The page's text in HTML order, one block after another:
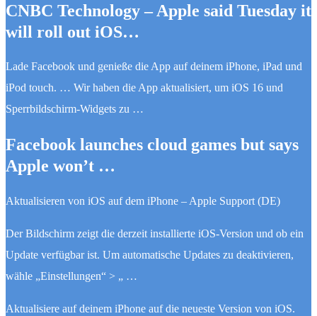
CNBC Technology – Apple said Tuesday it
will roll out iOS…
Lade Facebook und genieße die App auf deinem iPhone, iPad und
iPod touch. … Wir haben die App aktualisiert, um iOS 16 und
Sperrbildschirm-Widgets zu …
Facebook launches cloud games but says
Apple won’t …
Aktualisieren von iOS auf dem iPhone – Apple Support (DE)
Der Bildschirm zeigt die derzeit installierte iOS-Version und ob ein
Update verfügbar ist. Um automatische Updates zu deaktivieren,
wähle „Einstellungen“ > „ …
Aktualisiere auf deinem iPhone auf die neueste Version von iOS.